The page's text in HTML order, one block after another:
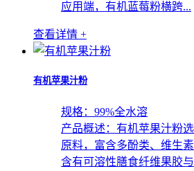
应用端，有机蓝莓粉横跨...
查看详情 +
有机苹果汁粉
规格： 99%全水溶
产品概述： 有机苹果汁粉
原料，富含多酚类、维生
含有可溶性膳食纤维果胶